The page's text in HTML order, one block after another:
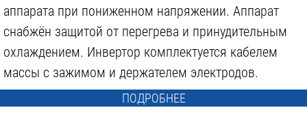
аппарата при пониженном напряжении. Аппарат
снабжён защитой от перегрева и принудительным
охлаждением. Инвертор комплектуется кабелем
массы с зажимом и держателем электродов.
ПОДРОБНЕЕ